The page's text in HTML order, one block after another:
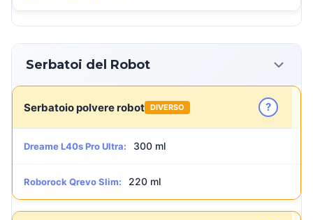
Serbatoi del Robot
Serbatoio polvere robot DIVERSO ?
Dreame L40s Pro Ultra: 300 ml
Roborock Qrevo Slim: 220 ml